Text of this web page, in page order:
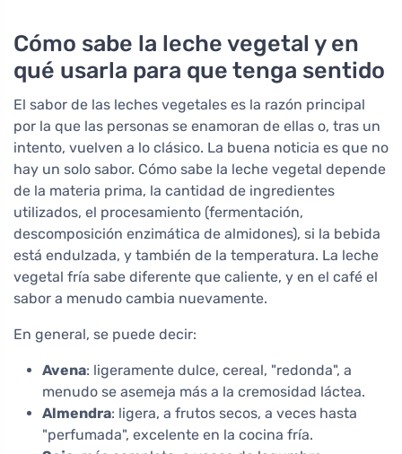
Cómo sabe la leche vegetal y en
qué usarla para que tenga sentido
El sabor de las leches vegetales es la razón principal
por la que las personas se enamoran de ellas o, tras un
intento, vuelven a lo clásico. La buena noticia es que no
hay un solo sabor. Cómo sabe la leche vegetal depende
de la materia prima, la cantidad de ingredientes
utilizados, el procesamiento (fermentación,
descomposición enzimática de almidones), si la bebida
está endulzada, y también de la temperatura. La leche
vegetal fría sabe diferente que caliente, y en el café el
sabor a menudo cambia nuevamente.
En general, se puede decir:
Avena: ligeramente dulce, cereal, "redonda", a
menudo se asemeja más a la cremosidad láctea.
Almendra: ligera, a frutos secos, a veces hasta
"perfumada", excelente en la cocina fría.